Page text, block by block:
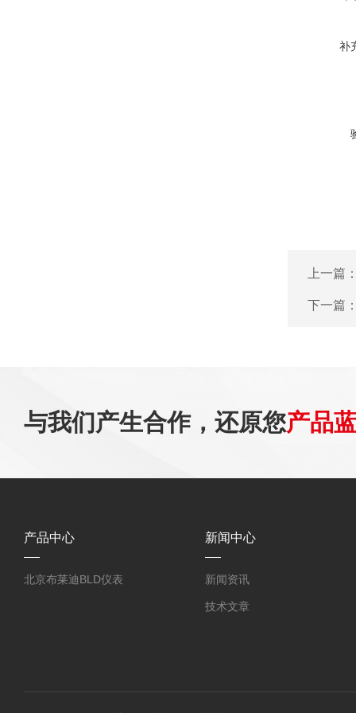
补
上一篇：
下一篇：
与我们产生合作，还原您产品
产品中心
北京布莱迪BLD仪表
新闻中心
新闻资讯
技术文章